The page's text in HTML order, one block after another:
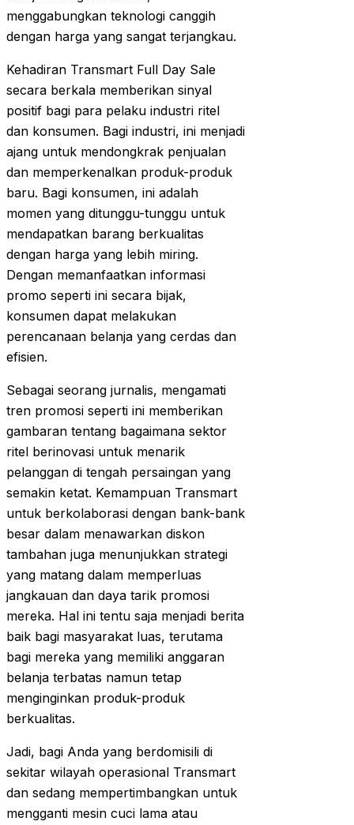
menggabungkan teknologi canggih
dengan harga yang sangat terjangkau.
Kehadiran Transmart Full Day Sale
secara berkala memberikan sinyal
positif bagi para pelaku industri ritel
dan konsumen. Bagi industri, ini menjadi
ajang untuk mendongkrak penjualan
dan memperkenalkan produk-produk
baru. Bagi konsumen, ini adalah
momen yang ditunggu-tunggu untuk
mendapatkan barang berkualitas
dengan harga yang lebih miring.
Dengan memanfaatkan informasi
promo seperti ini secara bijak,
konsumen dapat melakukan
perencanaan belanja yang cerdas dan
efisien.
Sebagai seorang jurnalis, mengamati
tren promosi seperti ini memberikan
gambaran tentang bagaimana sektor
ritel berinovasi untuk menarik
pelanggan di tengah persaingan yang
semakin ketat. Kemampuan Transmart
untuk berkolaborasi dengan bank-bank
besar dalam menawarkan diskon
tambahan juga menunjukkan strategi
yang matang dalam memperluas
jangkauan dan daya tarik promosi
mereka. Hal ini tentu saja menjadi berita
baik bagi masyarakat luas, terutama
bagi mereka yang memiliki anggaran
belanja terbatas namun tetap
menginginkan produk-produk
berkualitas.
Jadi, bagi Anda yang berdomisili di
sekitar wilayah operasional Transmart
dan sedang mempertimbangkan untuk
mengganti mesin cuci lama atau